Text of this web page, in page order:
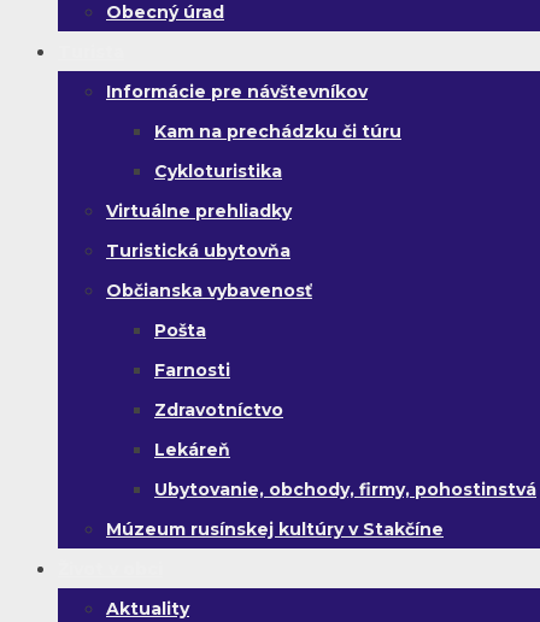
Obecný úrad
Informácie pre návštevníkov
Kam na prechádzku či túru
Cykloturistika
Virtuálne prehliadky
Turistická ubytovňa
Občianska vybavenosť
Pošta
Farnosti
Zdravotníctvo
Lekáreň
Ubytovanie, obchody, firmy, pohostinstvá
Múzeum rusínskej kultúry v Stakčíne
Aktuality